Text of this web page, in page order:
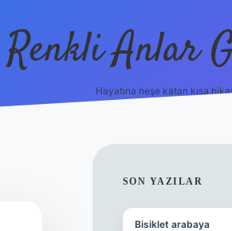
Renkli Anlar
Hayatına neşe katan kısa
SON YAZILAR
Bisiklet arabaya